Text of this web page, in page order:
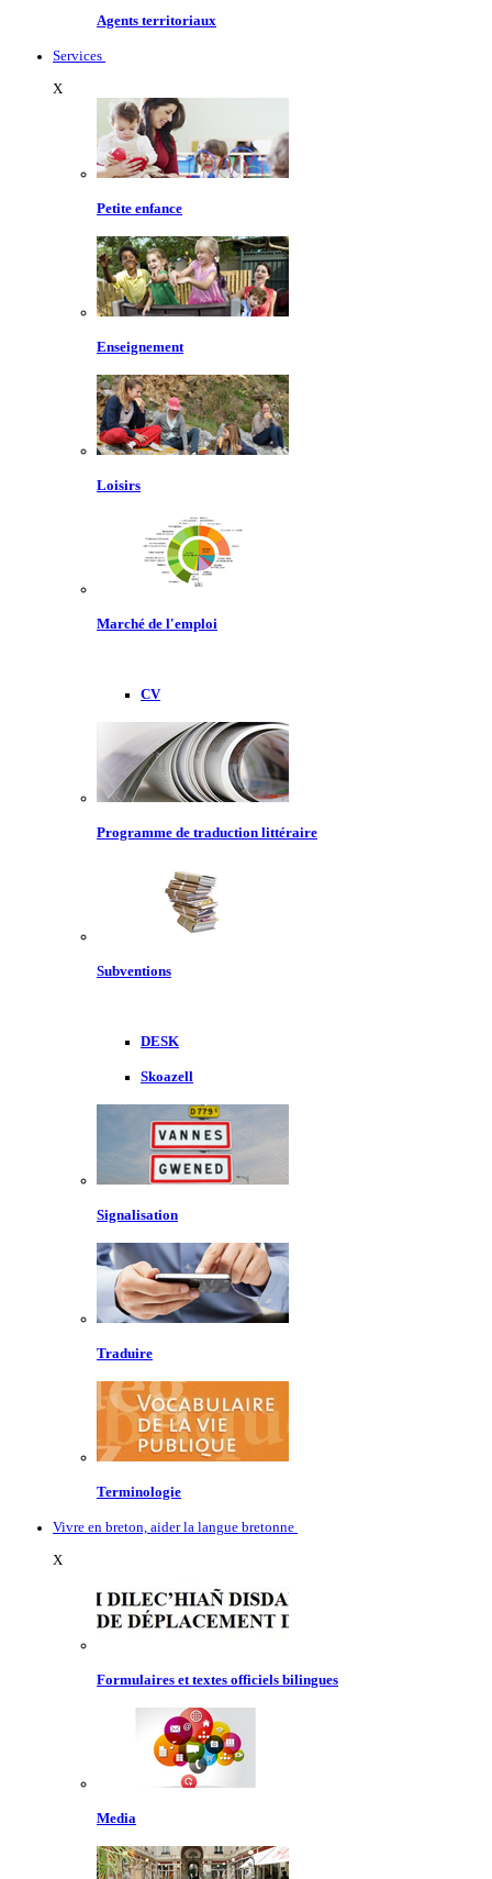
Agents territoriaux
Services
X
Petite enfance
Enseignement
Loisirs
Marché de l'emploi
CV
Programme de traduction littéraire
Subventions
DESK
Skoazell
Signalisation
Traduire
Terminologie
Vivre en breton, aider la langue bretonne
X
Formulaires et textes officiels bilingues
Media